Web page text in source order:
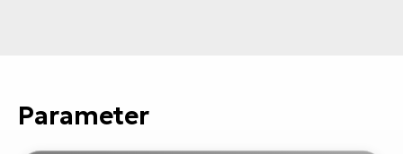
Parameter